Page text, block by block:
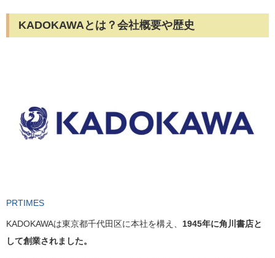
KADOKAWAとは？会社概要や歴史
PRTIMES
KADOKAWAは東京都千代田区に本社を構え、 1945年に角川書店と
して創業されました。